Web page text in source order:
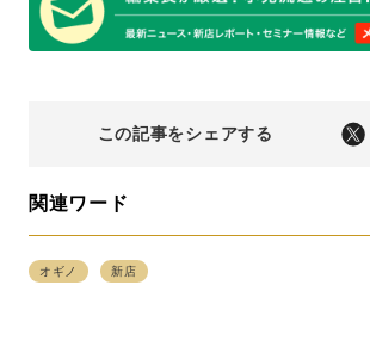
この記事をシェアする
関連ワード
オギノ 新店